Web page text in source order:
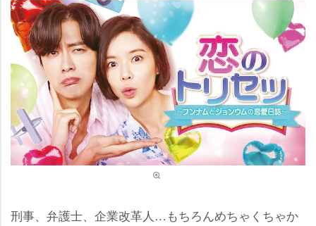
刑事、弁護士、企業改革人…もちろんめちゃくちゃか